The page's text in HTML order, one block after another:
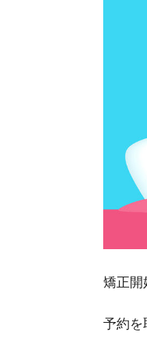
矯正開
予約を